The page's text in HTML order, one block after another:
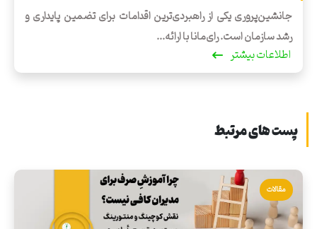
جانشین‌پروری یکی از راهبردی‌ترین اقدامات برای تضمین پایداری و
رشد سازمان است. رای‌مانا با ارائه...
اطلاعات بیشتر
پست های مرتبط
مقالات